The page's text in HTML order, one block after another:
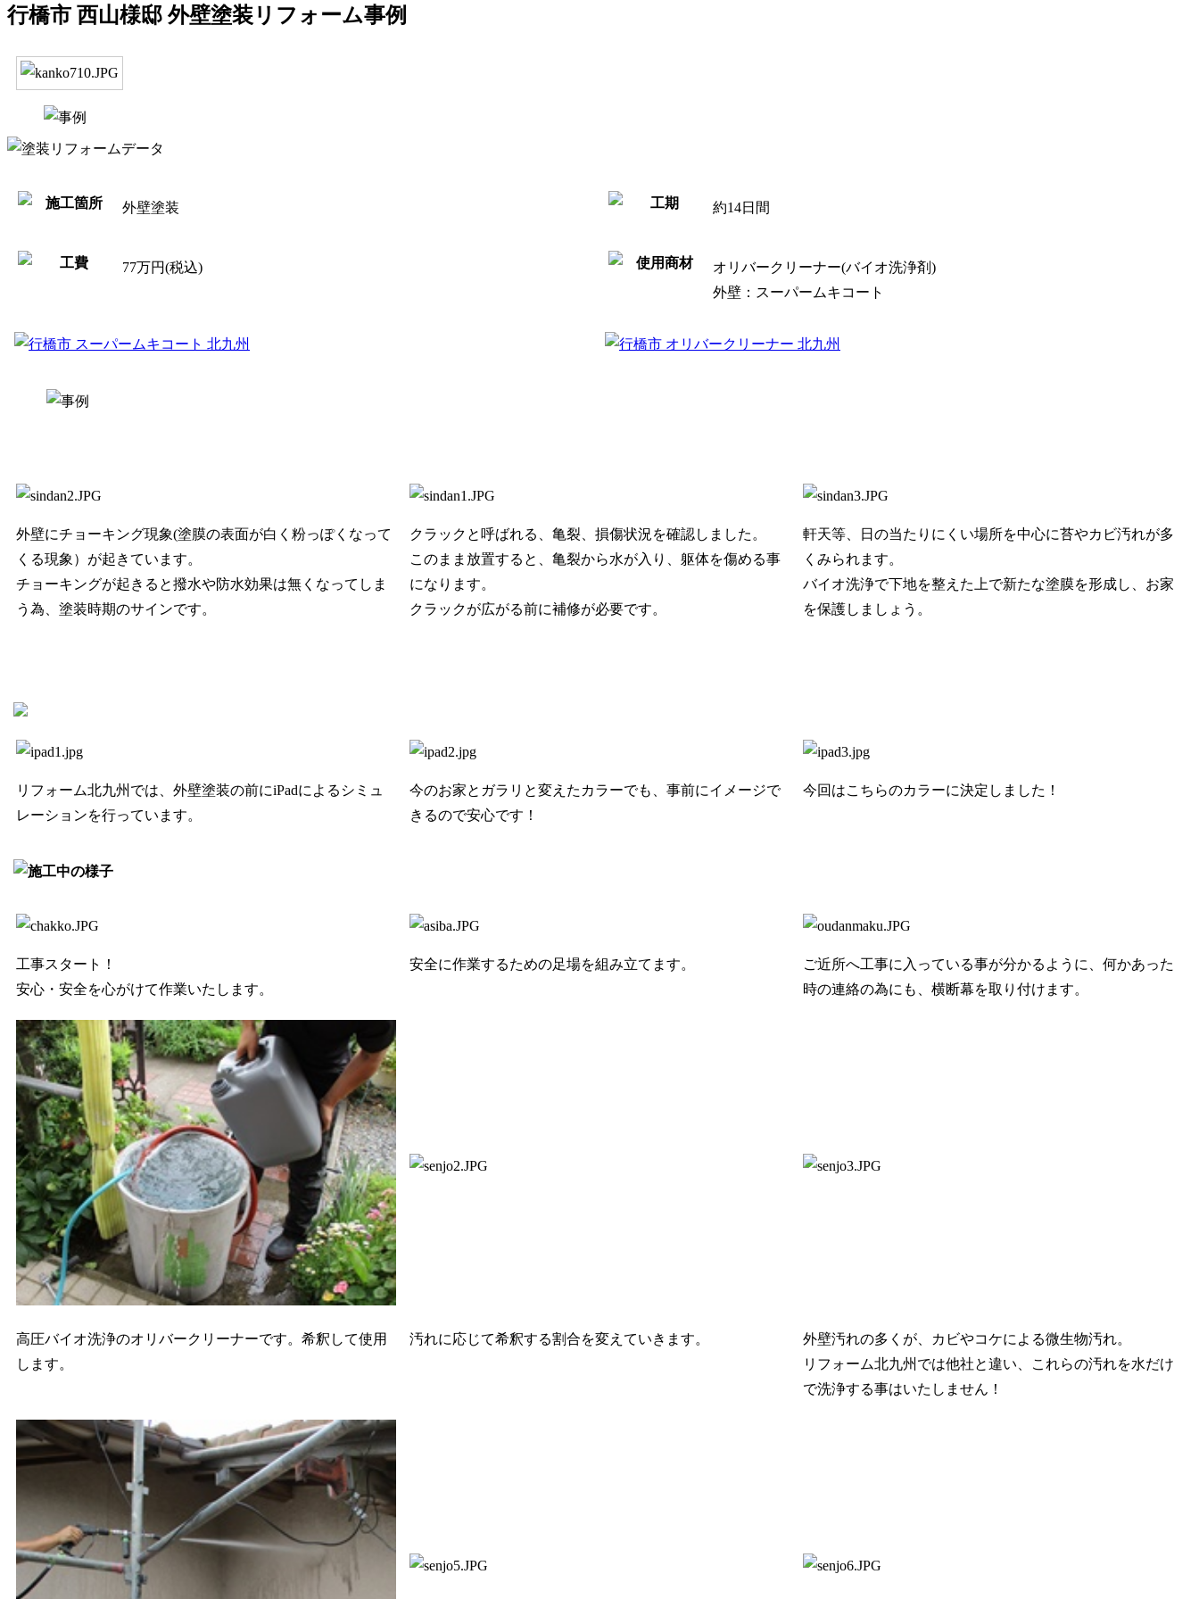
行橋市 西山様邸 外壁塗装リフォーム事例
外壁塗装 約14日間
77万円(税込)
オリバークリーナー(バイオ洗浄剤)
外壁：スーパームキコート
外壁にチョーキング現象(塗膜の表面が白く粉っぽくなって
くる現象）が起きています。
チョーキングが起きると撥水や防水効果は無くなってしま
う為、塗装時期のサインです。
クラックと呼ばれる、亀裂、損傷状況を確認しました。
このまま放置すると、亀裂から水が入り、躯体を傷める事
になります。
クラックが広がる前に補修が必要です。
軒天等、日の当たりにくい場所を中心に苔やカビ汚れが多
くみられます。
バイオ洗浄で下地を整えた上で新たな塗膜を形成し、お家
を保護しましょう。
リフォーム北九州では、外壁塗装の前にiPadによるシミュ
レーションを行っています。
今のお家とガラリと変えたカラーでも、事前にイメージで
きるので安心です！
今回はこちらのカラーに決定しました！
工事スタート！
安心・安全を心がけて作業いたします。
安全に作業するための足場を組み立てます。
ご近所へ工事に入っている事が分かるように、何かあった
時の連絡の為にも、横断幕を取り付けます。
高圧バイオ洗浄のオリバークリーナーです。希釈して使用
します。
汚れに応じて希釈する割合を変えていきます。
外壁汚れの多くが、カビやコケによる微生物汚れ。
リフォーム北九州では他社と違い、これらの汚れを水だけ
で洗浄する事はいたしません！